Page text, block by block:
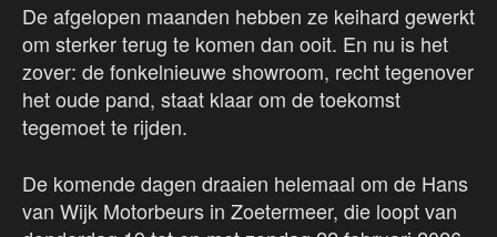
De afgelopen maanden hebben ze keihard gewerkt
om sterker terug te komen dan ooit. En nu is het
zover: de fonkelnieuwe showroom, recht tegenover
het oude pand, staat klaar om de toekomst
tegemoet te rijden.
De komende dagen draaien helemaal om de Hans
van Wijk Motorbeurs in Zoetermeer, die loopt van